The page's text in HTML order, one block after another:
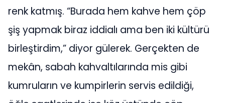
renk katmış. “Burada hem kahve hem çöp
şiş yapmak biraz iddialı ama ben iki kültürü
birleştirdim,” diyor gülerek. Gerçekten de
mekân, sabah kahvaltılarında mis gibi
kumruların ve kumpirlerin servis edildiği,